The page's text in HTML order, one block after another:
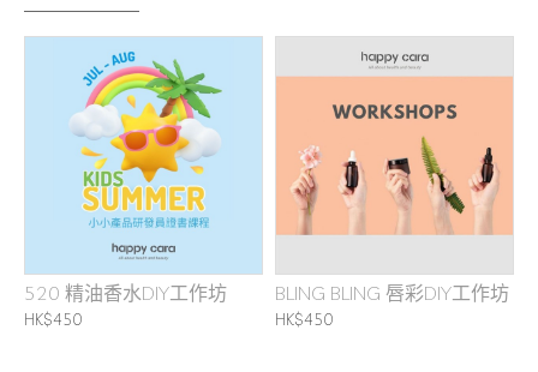
520 精油香水DIY工作坊
HK$450
BLING BLING 唇彩DIY工作坊
HK$450